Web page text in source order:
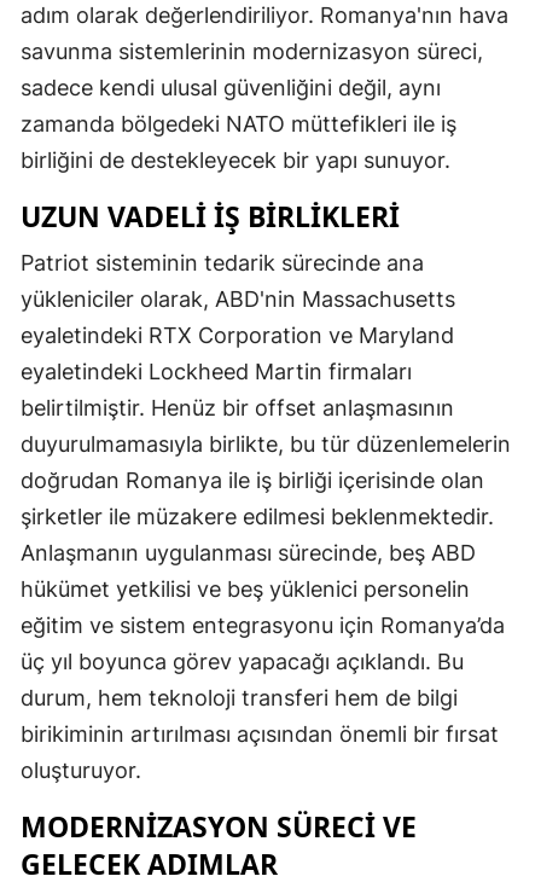
adım olarak değerlendiriliyor. Romanya'nın hava
savunma sistemlerinin modernizasyon süreci,
sadece kendi ulusal güvenliğini değil, aynı
zamanda bölgedeki NATO müttefikleri ile iş
birliğini de destekleyecek bir yapı sunuyor.
UZUN VADELI İŞ BIRLIKLERI
Patriot sisteminin tedarik sürecinde ana
yükleniciler olarak, ABD'nin Massachusetts
eyaletindeki RTX Corporation ve Maryland
eyaletindeki Lockheed Martin firmaları
belirtilmiştir. Henüz bir offset anlaşmasının
duyurulmamasıyla birlikte, bu tür düzenlemelerin
doğrudan Romanya ile iş birliği içerisinde olan
şirketler ile müzakere edilmesi beklenmektedir.
Anlaşmanın uygulanması sürecinde, beş ABD
hükümet yetkilisi ve beş yüklenici personelin
eğitim ve sistem entegrasyonu için Romanya’da
üç yıl boyunca görev yapacağı açıklandı. Bu
durum, hem teknoloji transferi hem de bilgi
birikiminin artırılması açısından önemli bir fırsat
oluşturuyor.
MODERNIZASYON SÜRECI VE
GELECEK ADIMLAR